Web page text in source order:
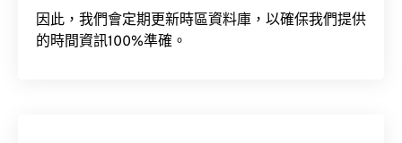
因此，我們會定期更新時區資料庫，以確保我們提供
的時間資訊100%準確。